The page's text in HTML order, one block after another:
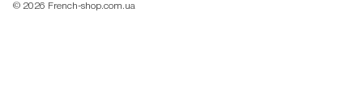
© 2026 French-shop.com.ua